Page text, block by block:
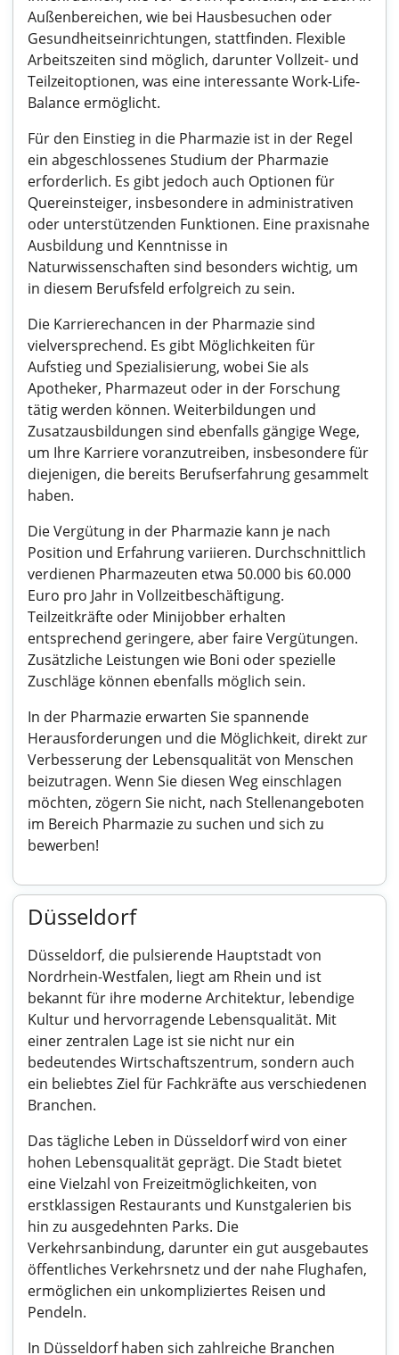
Außenbereichen, wie bei Hausbesuchen oder
Gesundheitseinrichtungen, stattfinden. Flexible
Arbeitszeiten sind möglich, darunter Vollzeit- und
Teilzeitoptionen, was eine interessante Work-Life-
Balance ermöglicht.
Für den Einstieg in die Pharmazie ist in der Regel
ein abgeschlossenes Studium der Pharmazie
erforderlich. Es gibt jedoch auch Optionen für
Quereinsteiger, insbesondere in administrativen
oder unterstützenden Funktionen. Eine praxisnahe
Ausbildung und Kenntnisse in
Naturwissenschaften sind besonders wichtig, um
in diesem Berufsfeld erfolgreich zu sein.
Die Karrierechancen in der Pharmazie sind
vielversprechend. Es gibt Möglichkeiten für
Aufstieg und Spezialisierung, wobei Sie als
Apotheker, Pharmazeut oder in der Forschung
tätig werden können. Weiterbildungen und
Zusatzausbildungen sind ebenfalls gängige Wege,
um Ihre Karriere voranzutreiben, insbesondere für
diejenigen, die bereits Berufserfahrung gesammelt
haben.
Die Vergütung in der Pharmazie kann je nach
Position und Erfahrung variieren. Durchschnittlich
verdienen Pharmazeuten etwa 50.000 bis 60.000
Euro pro Jahr in Vollzeitbeschäftigung.
Teilzeitkräfte oder Minijobber erhalten
entsprechend geringere, aber faire Vergütungen.
Zusätzliche Leistungen wie Boni oder spezielle
Zuschläge können ebenfalls möglich sein.
In der Pharmazie erwarten Sie spannende
Herausforderungen und die Möglichkeit, direkt zur
Verbesserung der Lebensqualität von Menschen
beizutragen. Wenn Sie diesen Weg einschlagen
möchten, zögern Sie nicht, nach Stellenangeboten
im Bereich Pharmazie zu suchen und sich zu
bewerben!
Düsseldorf
Düsseldorf, die pulsierende Hauptstadt von
Nordrhein-Westfalen, liegt am Rhein und ist
bekannt für ihre moderne Architektur, lebendige
Kultur und hervorragende Lebensqualität. Mit
einer zentralen Lage ist sie nicht nur ein
bedeutendes Wirtschaftszentrum, sondern auch
ein beliebtes Ziel für Fachkräfte aus verschiedenen
Branchen.
Das tägliche Leben in Düsseldorf wird von einer
hohen Lebensqualität geprägt. Die Stadt bietet
eine Vielzahl von Freizeitmöglichkeiten, von
erstklassigen Restaurants und Kunstgalerien bis
hin zu ausgedehnten Parks. Die
Verkehrsanbindung, darunter ein gut ausgebautes
öffentliches Verkehrsnetz und der nahe Flughafen,
ermöglichen ein unkompliziertes Reisen und
Pendeln.
In Düsseldorf haben sich zahlreiche Branchen